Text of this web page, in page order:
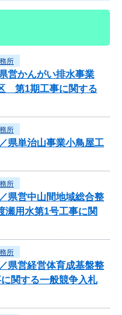
所
営かんがい排水事業
第1期工事に関する
所
県単治山事業小鳥屋工
所
県営中山間地域総合整
瀬用水第1号工事に関
所
県営経営体育成基盤整
関する一般競争入札